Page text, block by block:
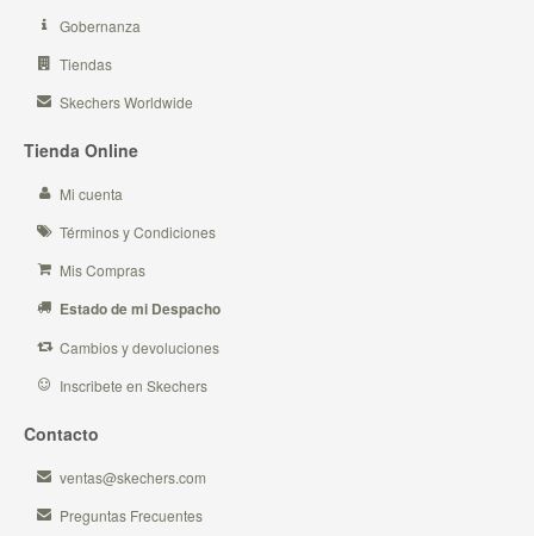
Gobernanza
Tiendas
Skechers Worldwide
Tienda Online
Mi cuenta
Términos y Condiciones
Mis Compras
Estado de mi Despacho
Cambios y devoluciones
Inscribete en Skechers
Contacto
ventas@skechers.com
Preguntas Frecuentes